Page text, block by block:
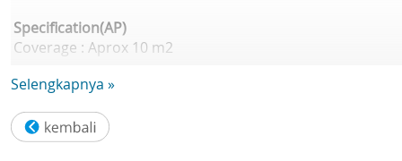
Specification(AP)
Coverage : Aprox 10 m2
Humidify : NO
Air Flow Medium : 120 m³/hour
Air Flow Low : 60 m³/hour
Selengkapnya »